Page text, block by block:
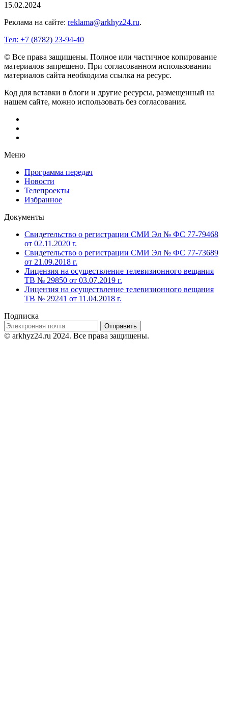
15.02.2024
Реклама на сайте: reklama@arkhyz24.ru.
Тел: +7 (8782) 23‑94‑40
© Все права защищены. Полное или частичное копирование
материалов запрещено. При согласованном использовании
материалов сайта необходима ссылка на ресурс.
Код для вставки в блоги и другие ресурсы, размещенный на
нашем сайте, можно использовать без согласования.
Меню
Программа передач
Новости
Телепроекты
Избранное
Документы
Свидетельство о регистрации СМИ Эл № ФС 77-79468
от 02.11.2020 г.
Свидетельство о регистрации СМИ Эл № ФС 77-73689
от 21.09.2018 г.
Лицензия на осуществление телевизионного вещания
ТВ № 29850 от 03.07.2019 г.
Лицензия на осуществление телевизионного вещания
ТВ № 29241 от 11.04.2018 г.
Подписка
Отправить
© arkhyz24.ru 2024. Все права защищены.